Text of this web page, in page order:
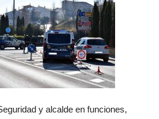
y alcalde en funciones,